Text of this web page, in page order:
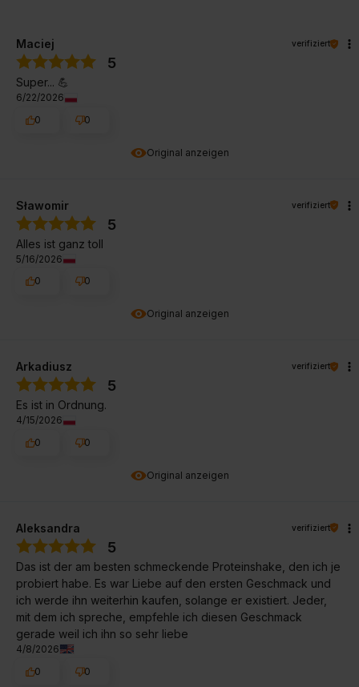
Original anzeigen
Maciej verifiziert
5
Super... 💪
6/22/2026
0
0
Original anzeigen
Sławomir verifiziert
5
Alles ist ganz toll
5/16/2026
0
0
Original anzeigen
Arkadiusz verifiziert
5
Es ist in Ordnung.
4/15/2026
0
0
Aleksandra verifiziert
5
Das ist der am besten schmeckende Proteinshake, den ich je
probiert habe. Es war Liebe auf den ersten Geschmack und
ich werde ihn weiterhin kaufen, solange er existiert. Jeder,
mit dem ich spreche, empfehle ich diesen Geschmack
gerade weil ich ihn so sehr liebe
4/8/2026
0
0